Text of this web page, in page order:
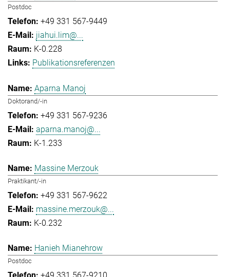
Postdoc
+49 331 567-9449
jiahui.lim@...
K-0.228
Publikationsreferenzen
Aparna Manoj
Doktorand/-in
+49 331 567-9236
aparna.manoj@...
K-1.233
Massine Merzouk
Praktikant/-in
+49 331 567-9622
massine.merzouk@...
K-0.232
Hanieh Mianehrow
Postdoc